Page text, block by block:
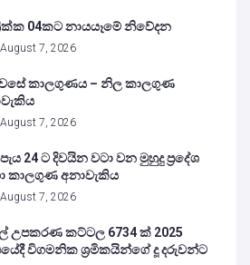
04කට නායයෑමේ නිවේදන
August 7, 2026
කාලගුණය – නිල කාලගුණ
August 7, 2026
පැය 24 ට දිවයින වටා වන මුහුදු ප්‍රදේශ
කාලගුණ අනාවැකිය
August 7, 2026
උපකරණ කට්ටල 6734 ක් 2025
විගමනික ශ්‍රමිකයින්ගේ දූ දරුවන්ට